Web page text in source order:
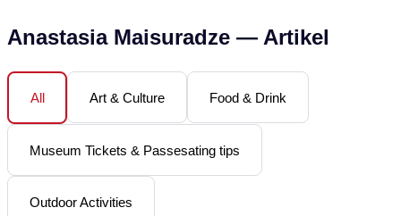
Anastasia Maisuradze — Artikel
All Art & Culture Food & Drink
Museum Tickets & Passesating tips
Outdoor Activities